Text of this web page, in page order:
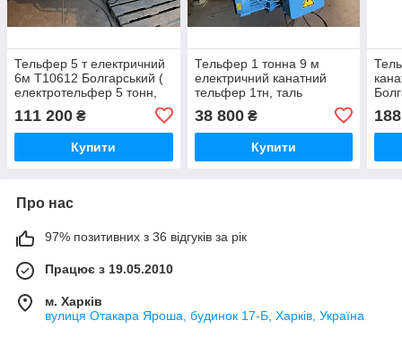
Тельфер 5 т електричний
6м Т10612 Болгарський (
електротельфер 5 тонн,
тельфер канатний 5т)
111 200 ₴
Купити
Тельфер 1 тонна 9 м
електричний канатний
тельфер 1тн, таль
електротельфер 1000кг
38 800₴
Купити
Про нас
97% позитивних з 36 відгуків за рік
Працює з 19.05.2010
м. Харків
вулиця Отакара Яроша, будинок 17-Б, Харків, Україна